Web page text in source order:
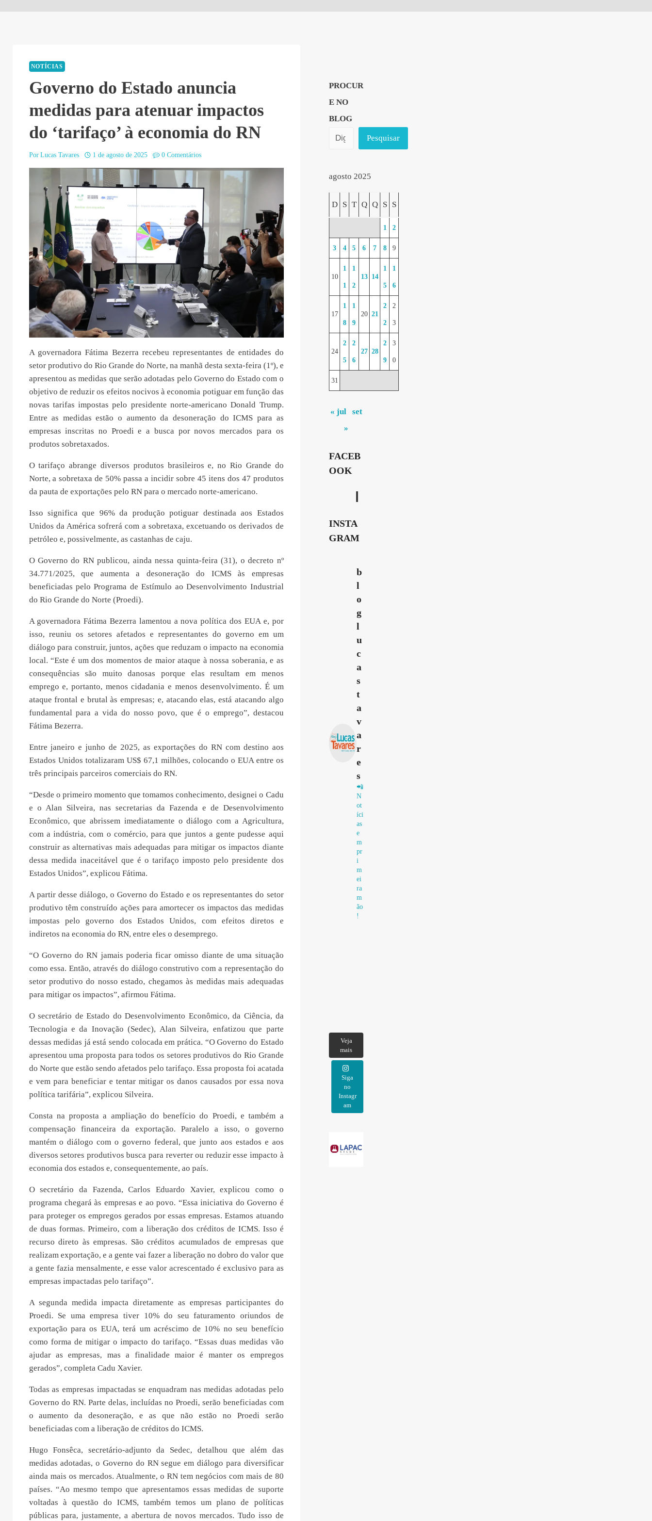
NOTÍCIAS
Governo do Estado anuncia
medidas para atenuar impactos
do ‘tarifaço’ à economia do RN
Por Lucas Tavares 1 de agosto de 2025 0 Comentários
A governadora Fátima Bezerra recebeu representantes de entidades do
setor produtivo do Rio Grande do Norte, na manhã desta sexta-feira (1º), e
apresentou as medidas que serão adotadas pelo Governo do Estado com o
objetivo de reduzir os efeitos nocivos à economia potiguar em função das
novas tarifas impostas pelo presidente norte-americano Donald Trump.
Entre as medidas estão o aumento da desoneração do ICMS para as
empresas inscritas no Proedi e a busca por novos mercados para os
produtos sobretaxados.
O tarifaço abrange diversos produtos brasileiros e, no Rio Grande do
Norte, a sobretaxa de 50% passa a incidir sobre 45 itens dos 47 produtos
da pauta de exportações pelo RN para o mercado norte-americano.
Isso significa que 96% da produção potiguar destinada aos Estados
Unidos da América sofrerá com a sobretaxa, excetuando os derivados de
petróleo e, possivelmente, as castanhas de caju.
O Governo do RN publicou, ainda nessa quinta-feira (31), o decreto nº
34.771/2025, que aumenta a desoneração do ICMS às empresas
beneficiadas pelo Programa de Estímulo ao Desenvolvimento Industrial
do Rio Grande do Norte (Proedi).
A governadora Fátima Bezerra lamentou a nova política dos EUA e, por
isso, reuniu os setores afetados e representantes do governo em um
diálogo para construir, juntos, ações que reduzam o impacto na economia
local. “Este é um dos momentos de maior ataque à nossa soberania, e as
consequências são muito danosas porque elas resultam em menos
emprego e, portanto, menos cidadania e menos desenvolvimento. É um
ataque frontal e brutal às empresas; e, atacando elas, está atacando algo
fundamental para a vida do nosso povo, que é o emprego”, destacou
Fátima Bezerra.
Entre janeiro e junho de 2025, as exportações do RN com destino aos
Estados Unidos totalizaram US$ 67,1 milhões, colocando o EUA entre os
três principais parceiros comerciais do RN.
“Desde o primeiro momento que tomamos conhecimento, designei o Cadu
e o Alan Silveira, nas secretarias da Fazenda e de Desenvolvimento
Econômico, que abrissem imediatamente o diálogo com a Agricultura,
com a indústria, com o comércio, para que juntos a gente pudesse aqui
construir as alternativas mais adequadas para mitigar os impactos diante
dessa medida inaceitável que é o tarifaço imposto pelo presidente dos
Estados Unidos”, explicou Fátima.
A partir desse diálogo, o Governo do Estado e os representantes do setor
produtivo têm construído ações para amortecer os impactos das medidas
impostas pelo governo dos Estados Unidos, com efeitos diretos e
indiretos na economia do RN, entre eles o desemprego.
“O Governo do RN jamais poderia ficar omisso diante de uma situação
como essa. Então, através do diálogo construtivo com a representação do
setor produtivo do nosso estado, chegamos às medidas mais adequadas
para mitigar os impactos”, afirmou Fátima.
O secretário de Estado do Desenvolvimento Econômico, da Ciência, da
Tecnologia e da Inovação (Sedec), Alan Silveira, enfatizou que parte
dessas medidas já está sendo colocada em prática. “O Governo do Estado
apresentou uma proposta para todos os setores produtivos do Rio Grande
do Norte que estão sendo afetados pelo tarifaço. Essa proposta foi acatada
e vem para beneficiar e tentar mitigar os danos causados por essa nova
política tarifária”, explicou Silveira.
Consta na proposta a ampliação do benefício do Proedi, e também a
compensação financeira da exportação. Paralelo a isso, o governo
mantém o diálogo com o governo federal, que junto aos estados e aos
diversos setores produtivos busca para reverter ou reduzir esse impacto à
economia dos estados e, consequentemente, ao país.
O secretário da Fazenda, Carlos Eduardo Xavier, explicou como o
programa chegará às empresas e ao povo. “Essa iniciativa do Governo é
para proteger os empregos gerados por essas empresas. Estamos atuando
de duas formas. Primeiro, com a liberação dos créditos de ICMS. Isso é
recurso direto às empresas. São créditos acumulados de empresas que
realizam exportação, e a gente vai fazer a liberação no dobro do valor que
a gente fazia mensalmente, e esse valor acrescentado é exclusivo para as
empresas impactadas pelo tarifaço”.
A segunda medida impacta diretamente as empresas participantes do
Proedi. Se uma empresa tiver 10% do seu faturamento oriundos de
exportação para os EUA, terá um acréscimo de 10% no seu benefício
como forma de mitigar o impacto do tarifaço. “Essas duas medidas vão
ajudar as empresas, mas a finalidade maior é manter os empregos
gerados”, completa Cadu Xavier.
Todas as empresas impactadas se enquadram nas medidas adotadas pelo
Governo do RN. Parte delas, incluídas no Proedi, serão beneficiadas com
o aumento da desoneração, e as que não estão no Proedi serão
beneficiadas com a liberação de créditos do ICMS.
Hugo Fonsêca, secretário-adjunto da Sedec, detalhou que além das
medidas adotadas, o Governo do RN segue em diálogo para diversificar
ainda mais os mercados. Atualmente, o RN tem negócios com mais de 80
países. “Ao mesmo tempo que apresentamos essas medidas de suporte
voltadas à questão do ICMS, também temos um plano de políticas
públicas para, justamente, a abertura de novos mercados. Tudo isso de
PROCUR
E NO
BLOG
Pesquisar
agosto 2025
D S T Q Q S S
1 2
3 4 5 6 7 8 9
10
1
1
1
2
13 14
1
5
1
6
17
1
8
1
9
20 21
2
2
2
3
24
2
5
2
6
27 28
2
9
3
0
31
« jul
set
»
FACEB
OOK
INSTA
GRAM
b
l
o
g
l
u
c
a
s
t
a
v
a
r
e
s
📲
N
ot
íci
as
e
m
pr
i
m
ei
ra
m
ão
!
Veja
mais
Siga
no
Instagr
am